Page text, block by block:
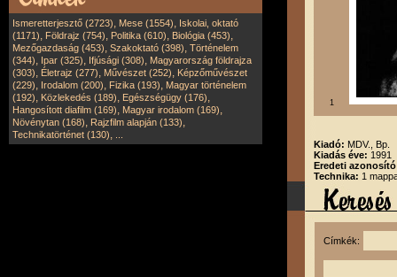
Ismeretterjesztő (2723), Mese (1554), Iskolai, oktató
(1171), Földrajz (754), Politika (610), Biológia (453),
Mezőgazdaság (453), Szakoktató (398), Történelem
(344), Ipar (325), Ifjúsági (308), Magyarország földrajza
(303), Életrajz (277), Művészet (252), Képzőművészet
(229), Irodalom (200), Fizika (193), Magyar történelem
(192), Közlekedés (189), Egészségügy (176),
Hangosított diafilm (169), Magyar irodalom (169),
Növénytan (168), Rajzfilm alapján (133),
Technikatörténet (130),
1
Kiadó: MDV., Bp.
Kiadás éve: 1991
Eredeti
Technika: 1
Címkék: